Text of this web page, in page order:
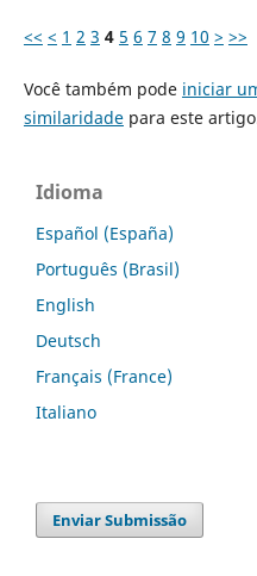
<< < 1 2 3 4 5 6 7 8 9 10 > >>
Você também pode iniciar
similaridadepara este
Idioma
Español (España)
Português (Brasil)
English
Deutsch
Français (France)
Italiano
Enviar Submissão